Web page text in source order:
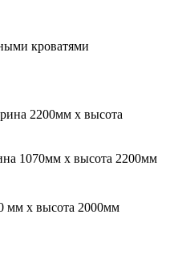
кроватями
2200мм х высота
1070мм х высота 2200мм
мм х высота 2000мм